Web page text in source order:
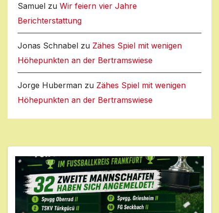
Samuel zu Wir feiern vier Jahre
Berichterstattung
Jonas Schnabel zu Zähes Spiel mit wenigen
Höhepunkten an der Bertramswiese
Jorge Huberman zu Zähes Spiel mit wenigen
Höhepunkten an der Bertramswiese